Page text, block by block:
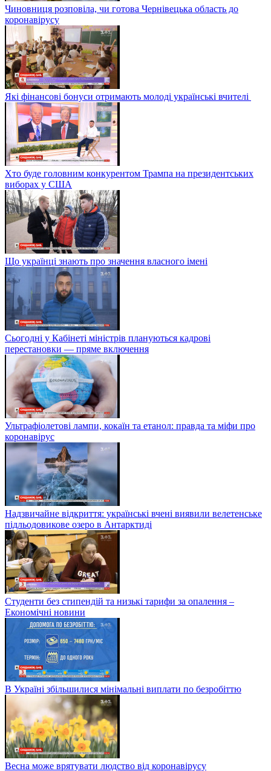
Чиновниця розповіла, чи готова Чернівецька область до
коронавірусу
Які фінансові бонуси отримають молоді українські вчителі
Хто буде головним конкурентом Трампа на президентських
виборах у США
Що українці знають про значення власного імені
Сьогодні у Кабінеті міністрів плануються кадрові
перестановки — пряме включення
Ультрафіолетові лампи, кокаїн та етанол: правда та міфи про
коронавірус
Надзвичайне відкриття: українські вчені виявили велетенське
підльодовикове озеро в Антарктиді
Студенти без стипендій та низькі тарифи за опалення –
Економічні новини
В Україні збільшилися мінімальні виплати по безробіттю
Весна може врятувати людство від коронавірусу